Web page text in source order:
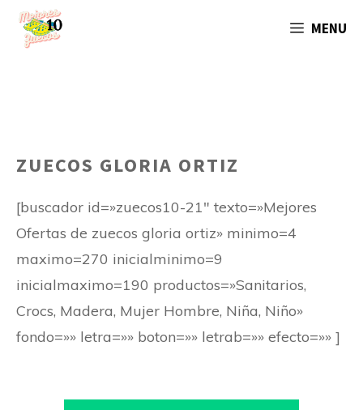
Saltar
MENU
ZUECOS GLORIA ORTIZ
[buscador id=»zuecos10-21″ texto=»Mejores
Ofertas de zuecos gloria ortiz» minimo=4
maximo=270 inicialminimo=9
inicialmaximo=190 productos=»Sanitarios,
Crocs, Madera, Mujer Hombre, Niña, Niño»
fondo=»» letra=»» boton=»» letrab=»» efecto=»» ]